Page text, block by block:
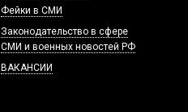
Фейки в СМИ
Законодательство в сфере
СМИ и военных новостей РФ
ВАКАНСИИ